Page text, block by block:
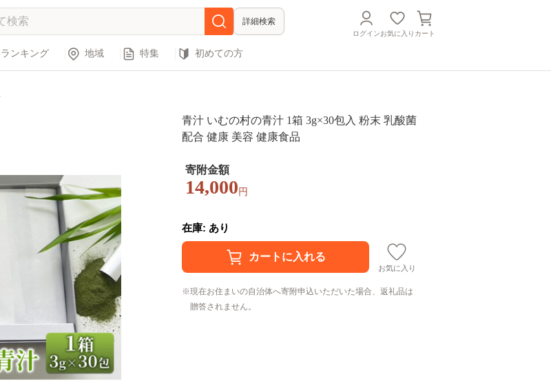
詳細検索
ログインお気に入り カート
ランキング 地域 特集 初めての方
青汁 いむの村の青汁 1箱 3g×30包入 粉末 乳酸菌
配合 健康 美容 健康食品
寄附金額
14,000 円
在庫: あり
お気に入り
現在お住まいの自治体へ寄附申込いただいた場合、返礼品は
贈答されません。